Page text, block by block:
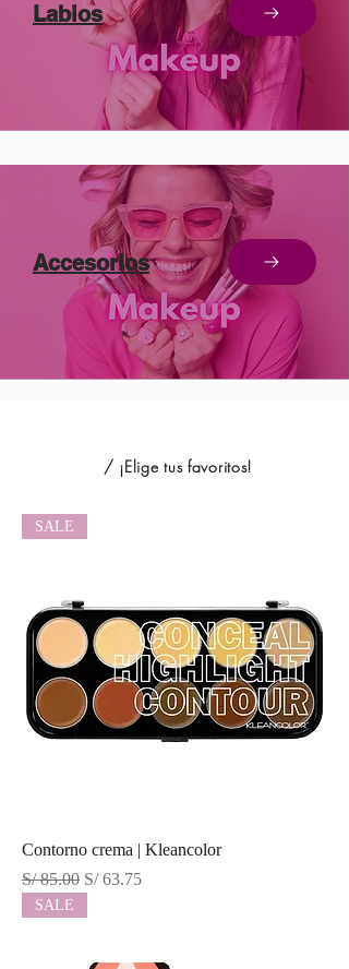
Labios
Accesorios
/ ¡Elige tus favoritos!
SALE
Contorno crema | Kleancolor
Precio
S/ 85.00 Precio de oferta
S/ 63.75
SALE